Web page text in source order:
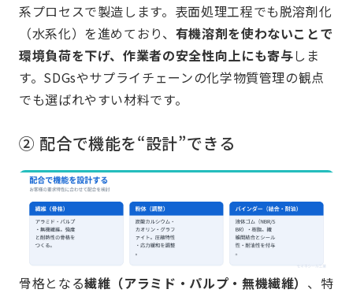
系プロセスで製造します。表面処理工程でも脱溶剤化
（水系化）を進めており、 有機溶剤を使わないことで
環境負荷を下げ、作業者の安全性向上にも寄与しま
す。SDGsやサプライチェーンの化学物質管理の観点
でも選ばれやすい材料です。
② 配合で機能を“設計”できる
骨格となる繊維（アラミド・パルプ・無機繊維） 、特